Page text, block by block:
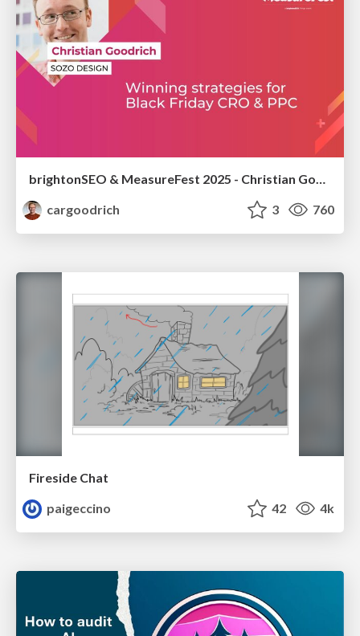
cargoodrich
3 760
Fireside Chat
paigeccino
42 4k